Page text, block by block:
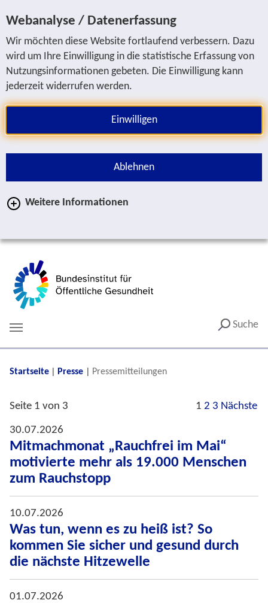
Webanalyse / Datenerfassung
Wir möchten diese Website fortlaufend verbessern. Dazu
wird um Ihre Einwilligung in die statistische Erfassung von
Nutzungsinformationen gebeten. Die Einwilligung kann
jederzeit widerrufen werden.
Einwilligen
Ablehnen
Weitere Informationen
Suche
You are here:
Startseite Presse Pressemitteilungen
Seite 1 von 3 1 2 3 Nächste
30.07.2026
Mitmachmonat „Rauchfrei im Mai“
motivierte mehr als 19.000 Menschen
zum Rauchstopp
10.07.2026
Was tun, wenn es zu heiß ist? So
kommen Sie sicher und gesund durch
die nächste Hitzewelle
01.07.2026